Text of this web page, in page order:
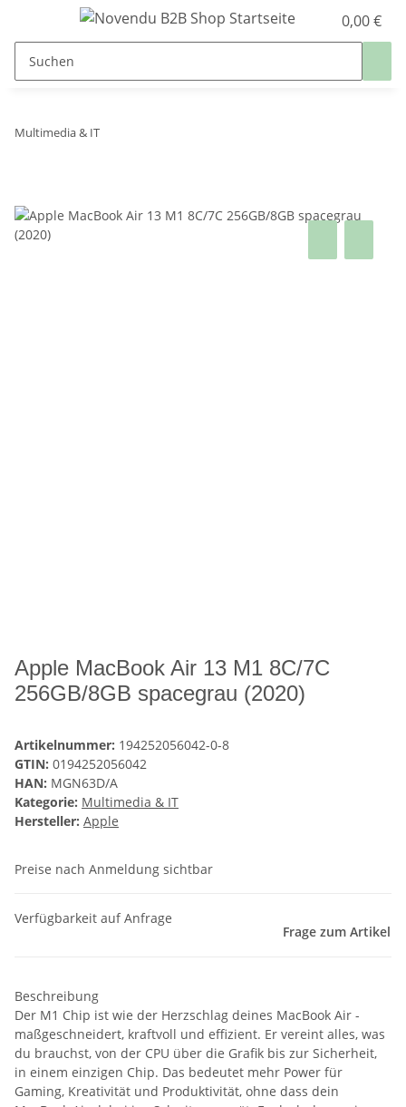
0,00 €
Multimedia & IT
Apple MacBook Air 13 M1 8C/7C
256GB/8GB spacegrau (2020)
Artikelnummer: 194252056042-0-8
GTIN: 0194252056042
HAN: MGN63D/A
Kategorie: Multimedia & IT
Hersteller: Apple
Preise nach Anmeldung sichtbar
Verfügbarkeit auf Anfrage
Frage zum Artikel
Beschreibung
Der M1 Chip ist wie der Herzschlag deines MacBook Air -
maßgeschneidert, kraftvoll und effizient. Er vereint alles, was
du brauchst, von der CPU über die Grafik bis zur Sicherheit,
in einem einzigen Chip. Das bedeutet mehr Power für
Gaming, Kreativität und Produktivität, ohne dass dein